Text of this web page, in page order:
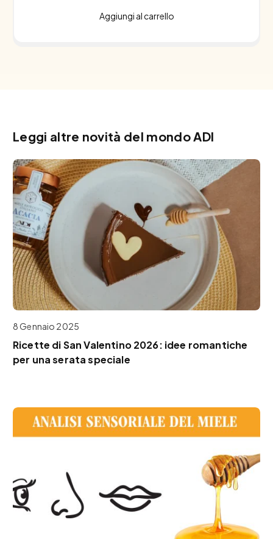
Aggiungi al carrello
Leggi altre novità del mondo ADI
8 Gennaio 2025
Ricette di San Valentino 2026: idee romantiche
per una serata speciale